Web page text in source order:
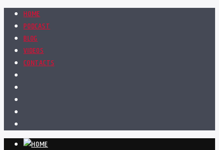
HOME
PODCAST
BLOG
VIDEOS
CONTACTS